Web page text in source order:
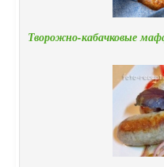
Творожно-кабачковые